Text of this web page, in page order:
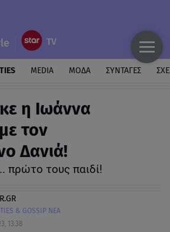
MEDIA ΜΟΔΑ ΣΥΝΤΑΓΕΣ
η Ιωάννα
τον
Δανιά!
πρώτο τους παιδί!
& GOSSIP ΝΕΑ
13:38